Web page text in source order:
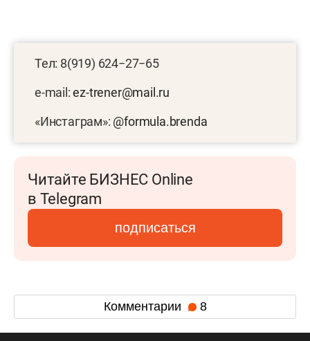
Тел: 8(919) 624−27−65
e-mail:ez-trener@mail.ru
«Инстаграм»: @formula.brenda
Читайте БИЗНЕС Online
в Telegram
подписаться
Комментарии 8